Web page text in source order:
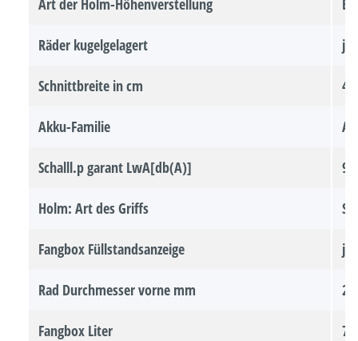
Räder kugelgelagert ja
Schnittbreite in cm
Akku-Familie
Schalll.p garant LwA[db(A)] 91
Holm: Art des Griffs
Fangbox Füllstandsanzeige ja
Rad Durchmesser vorne mm
Fangbox Liter 70